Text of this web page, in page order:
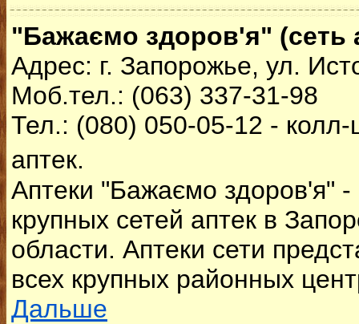
"Бажаємо здоров'я" (сеть
Адрес: г. Запорожье, ул.
Моб.тел.: (063) 337-31-98
Тел.: (080) 050-05-12 - колл-
аптек.
Аптеки "Бажаємо здоров'я" -
крупных сетей аптек в
области. Аптеки сети
всех крупных районных
Дальше